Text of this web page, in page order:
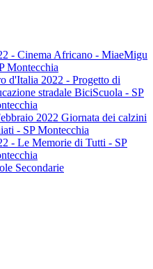
- Cinema Africano - MiaeMigu
Montecchia
d'Italia 2022 - Progetto di
stradale BiciScuola - SP
2022 Giornata dei calzini
- SP Montecchia
- Le Memorie di Tutti - SP
Secondarie